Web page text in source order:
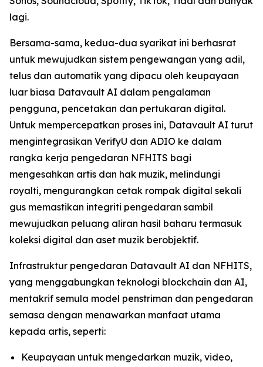
lagi.
Bersama-sama, kedua-dua syarikat ini berhasrat
untuk mewujudkan sistem pengewangan yang adil,
telus dan automatik yang dipacu oleh keupayaan
luar biasa Datavault AI dalam pengalaman
pengguna, pencetakan dan pertukaran digital.
Untuk mempercepatkan proses ini, Datavault AI turut
mengintegrasikan VerifyU dan ADIO ke dalam
rangka kerja pengedaran NFHITS bagi
mengesahkan artis dan hak muzik, melindungi
royalti, mengurangkan cetak rompak digital sekali
gus memastikan integriti pengedaran sambil
mewujudkan peluang aliran hasil baharu termasuk
koleksi digital dan aset muzik berobjektif.
Infrastruktur pengedaran Datavault AI dan NFHITS,
yang menggabungkan teknologi blockchain dan AI,
mentakrif semula model penstriman dan pengedaran
semasa dengan menawarkan manfaat utama
kepada artis, seperti:
Keupayaan untuk mengedarkan muzik, video,